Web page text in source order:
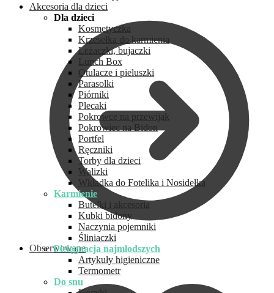
Obserwowane
Akcesoria dla dzieci
Dla dzieci
Kosmetyczka
Krzesełka do karmienia
Leżaczki, bujaczki
Lunch Box
Otulacze i pieluszki
Parasolki
Piórniki
Plecaki
Pokrowce na przewijak
Pokrowiec na Bidon
Portfel
Ręczniki
Torby dla dzieci
Walizki
Wkładka do Fotelika i Nosidełka
Karmienie
Butelki i akcesoria
Kubki bidony
Naczynia pojemniki
Śliniaczki
Pielęgnacja najmłodszych
Artykuły higieniczne
Termometr
Do snu